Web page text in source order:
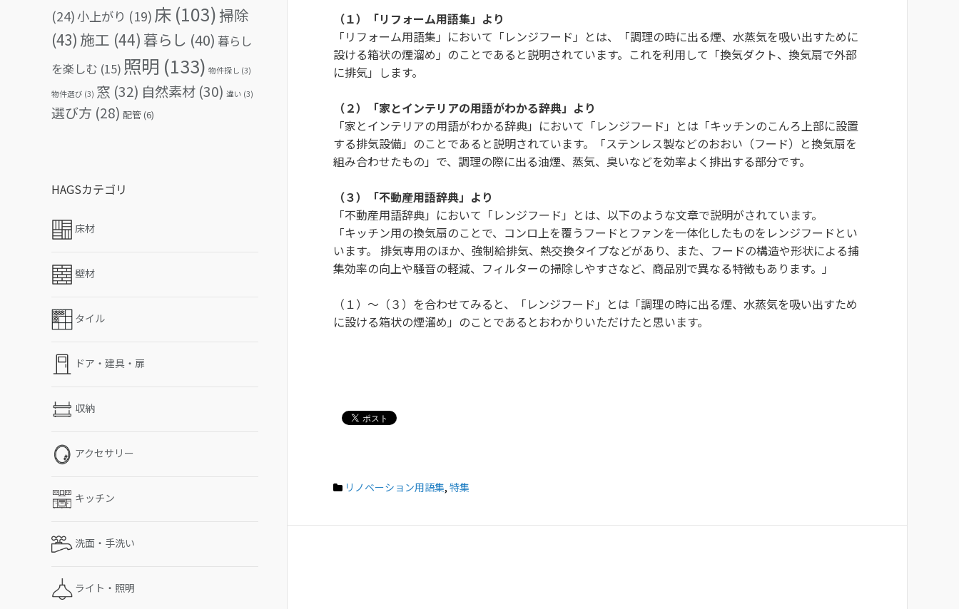
（１）「リフォーム用語集」より
「リフォーム用語集」において「レンジフード」とは、「調理の時に出る煙、水蒸気を吸い出すために
設ける箱状の煙溜め」のことであると説明されています。これを利用して「換気ダクト、換気扇で外部
に排気」します。
（２）「家とインテリアの用語がわかる辞典」より
「家とインテリアの用語がわかる辞典」において「レンジフード」とは「キッチンのこんろ上部に設置
する排気設備」のことであると説明されています。「ステンレス製などのおおい（フード）と換気扇を
組み合わせたもの」で、調理の際に出る油煙、蒸気、臭いなどを効率よく排出する部分です。
（３）「不動産用語辞典」より
「不動産用語辞典」において「レンジフード」とは、以下のような文章で説明がされています。
「キッチン用の換気扇のことで、コンロ上を覆うフードとファンを一体化したものをレンジフードとい
います。 排気専用のほか、強制給排気、熱交換タイプなどがあり、また、フードの構造や形状による捕
集効率の向上や騒音の軽減、フィルターの掃除しやすさなど、商品別で異なる特徴もあります。」
（１）〜（３）を合わせてみると、「レンジフード」とは「調理の時に出る煙、水蒸気を吸い出すため
に設ける箱状の煙溜め」のことであるとおわかりいただけたと思います。
リノベーション用語集, 特集
(24)小上がり (19) 床 (103)掃除
(43) 施工 (44) 暮らし (40) 暮らし
を楽しむ (15) 照明 (133) 物件探し (3)
物件選び (3) 窓 (32) 自然素材 (30) 違い (3)
選び方 (28) 配管(6)
HAGSカテゴリ
床材
壁材
タイル
ドア・建具・扉
収納
アクセサリー
キッチン
洗面・手洗い
ライト・照明